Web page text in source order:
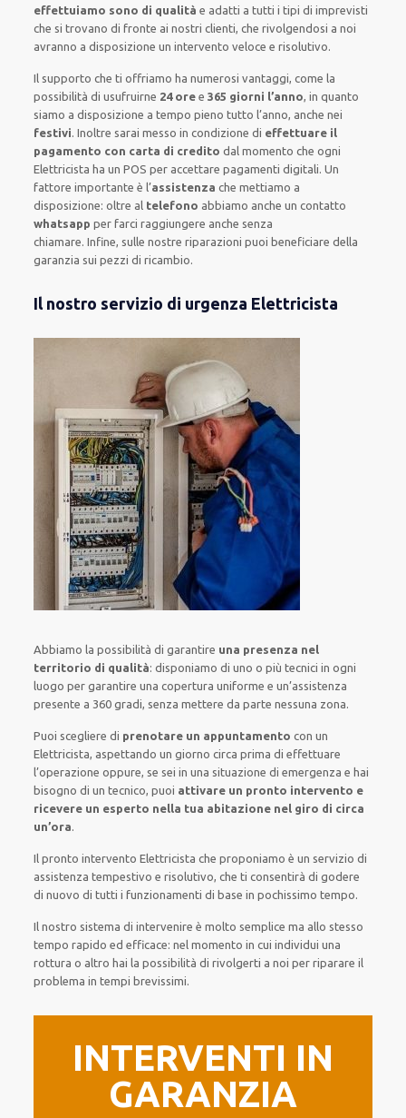
effettuiamo sono di qualità e adatti a tutti i tipi di imprevisti
che si trovano di fronte ai nostri clienti, che rivolgendosi a noi
avranno a disposizione un interventoveloce e risolutivo.
Il supporto che tioffriamo ha numerosi vantaggi, come la
possibilità di usufruirne 24 ore e 365 giorni l’anno, in quanto
siamo a disposizione a tempo pieno tutto l’anno, anche nei
festivi.Inoltre sarai messo in condizione di effettuare il
pagamento con carta di credito dal momento che ogni
Elettricista haun POSper accettare pagamentidigitali.Un
fattore importante è l’assistenza che mettiamo a
disposizione: oltre al telefono abbiamo anche uncontatto
whatsappper farci raggiungere anche senza
chiamare.Infine, sulle nostre riparazioni puoi beneficiare della
garanzia sui pezzi di ricambio.
Il nostro servizio di urgenza Elettricista
Abbiamo la possibilità di garantire una presenza nel
territorio di qualità:disponiamo di uno o piùtecnici in ogni
luogo pergarantire una coperturauniforme e un’assistenza
presente a 360 gradi, senzamettere da partenessuna zona.
Puoi scegliere di prenotare un appuntamento con un
Elettricista, aspettandoun giorno circa prima dieffettuare
l’operazione oppure, se sei in una situazione di emergenza e hai
bisogno diun tecnico, puoi attivare un pronto intervento e
ricevere un esperto nella tua abitazione nel giro di circa
un’ora.
Il pronto intervento Elettricistache proponiamo èun servizio di
assistenza tempestivo e risolutivo, che ticonsentirà di godere
di nuovodi tutti i funzionamenti di base in pochissimo tempo.
Il nostro sistema di intervenire èmolto semplice ma allo stesso
tempo rapido ed efficace: nel momento in cuiindividuiuna
rottura o altro hai la possibilità di rivolgerti a noi perriparare il
problema in tempi brevissimi.
INTERVENTI IN
GARANZIA